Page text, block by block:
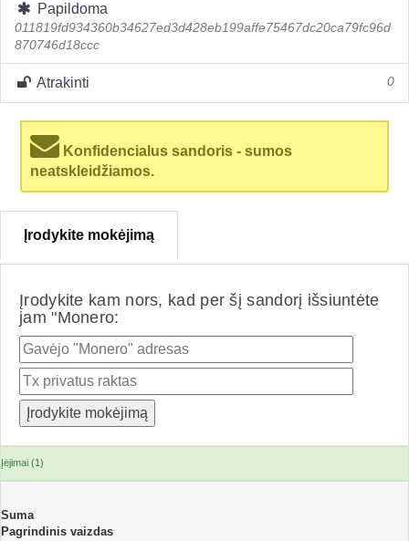
Papildoma
011819fd934360b34627ed3d428eb199affe75467dc20ca79fc96d
870746d18ccc
Atrakinti 0
Konfidencialus sandoris - sumos
neatskleidžiamos.
Įrodykite mokėjimą
Įrodykite kam nors, kad per šį sandorį išsiuntėte
jam "Monero:
Įėjimai (1)
Suma
Pagrindinis vaizdas